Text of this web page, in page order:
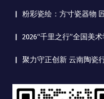
粉彩瓷绘：方寸瓷器物
2026“千里之行”全国美
聚力守正创新 云南陶瓷